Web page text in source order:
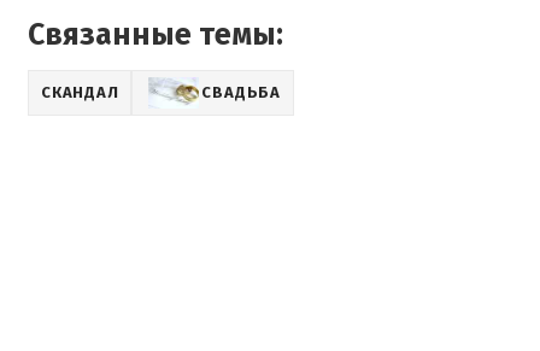
Связанные темы:
СКАНДАЛ СВАДЬБА